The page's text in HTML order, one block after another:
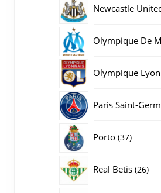
Newcastle
Olympique De
Olympique
Paris Saint-
Porto 3737
Real Betis 2626